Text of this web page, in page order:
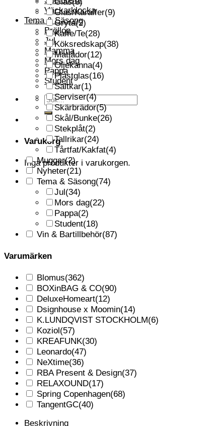
Väckarklocka
Tema & Säsong
Bröllop
Jul
Mamma
Mors dag
Pappa
Student
Sök
efter:
Varukorg
Inga produkter i varukorgen.
Glas/Karaffer(9)
Gryta(2)
Kaffe/Te(28)
Köksredskap(38)
Matlådor(12)
Oljekanna(4)
Plastglas(16)
Saltkar(1)
Serviser(4)
Skärbrädor(5)
Skål/Bunke(26)
Stekplåt(2)
Tallrikar(24)
Tårtfat/Kakfat(4)
Muggar(2)
Nyheter(21)
Tema & Säsong(74)
Jul (34)
Mors dag(22)
Pappa(2)
Student(18)
Vin & Bartillbehör(87)
Varumärken
Blomus(362)
BOXinBAG & CO(90)
DeluxeHomeart(12)
Dsignhouse x Moomin(14)
K.LUNDQVIST STOCKHOLM(6)
Koziol (57)
KREAFUNK(30)
Leonardo(47)
NeXtime(36)
RBA Present & Design(37)
RELAXOUND(17)
Spring Copenhagen(68)
TangentGC(40)
Beskrivning